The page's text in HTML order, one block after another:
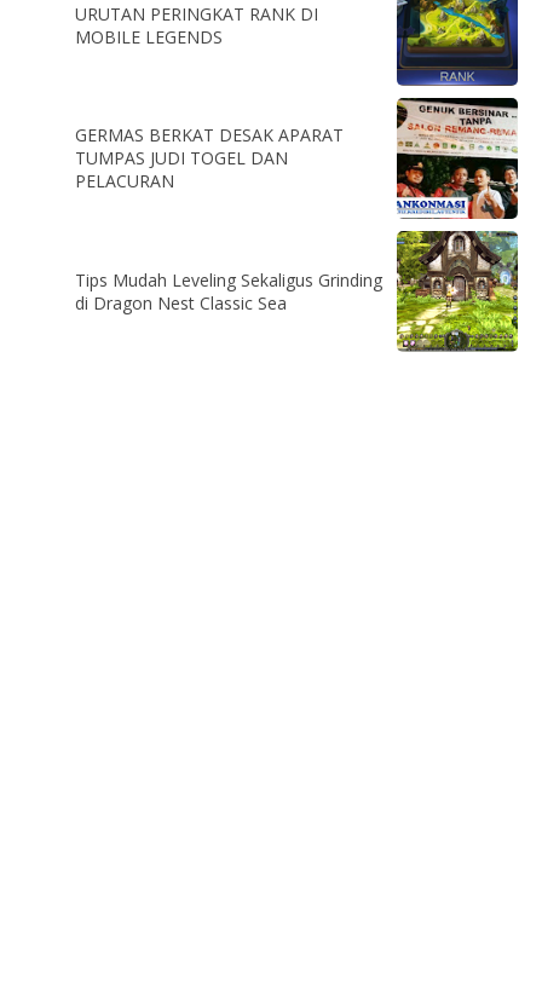
URUTAN PERINGKAT RANK DI
MOBILE LEGENDS
GERMAS BERKAT DESAK APARAT
TUMPAS JUDI TOGEL DAN
PELACURAN
Tips Mudah Leveling Sekaligus Grinding
di Dragon Nest Classic Sea